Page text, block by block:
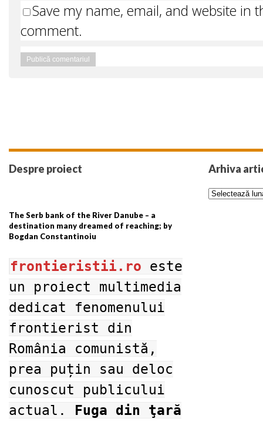
Save my name, email, and website in
comment.
Despre proiect
The Serb bank of the River Danube – a
destination many dreamed of reaching; by
Bogdan Constantinoiu
frontieristii.ro este
un proiect multimedia
dedicat fenomenului
frontierist din
România comunistă,
prea puțin sau deloc
cunoscut publicului
actual. Fuga din ţară
Arhiva